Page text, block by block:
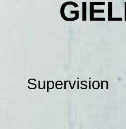
Was heißt systemisches Arbeiten
Meine Beratungsangebote